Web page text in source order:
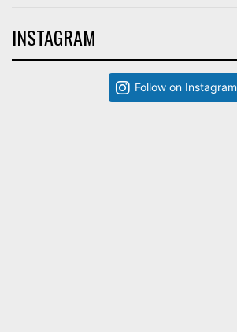
INSTAGRAM
Follow on Instagram